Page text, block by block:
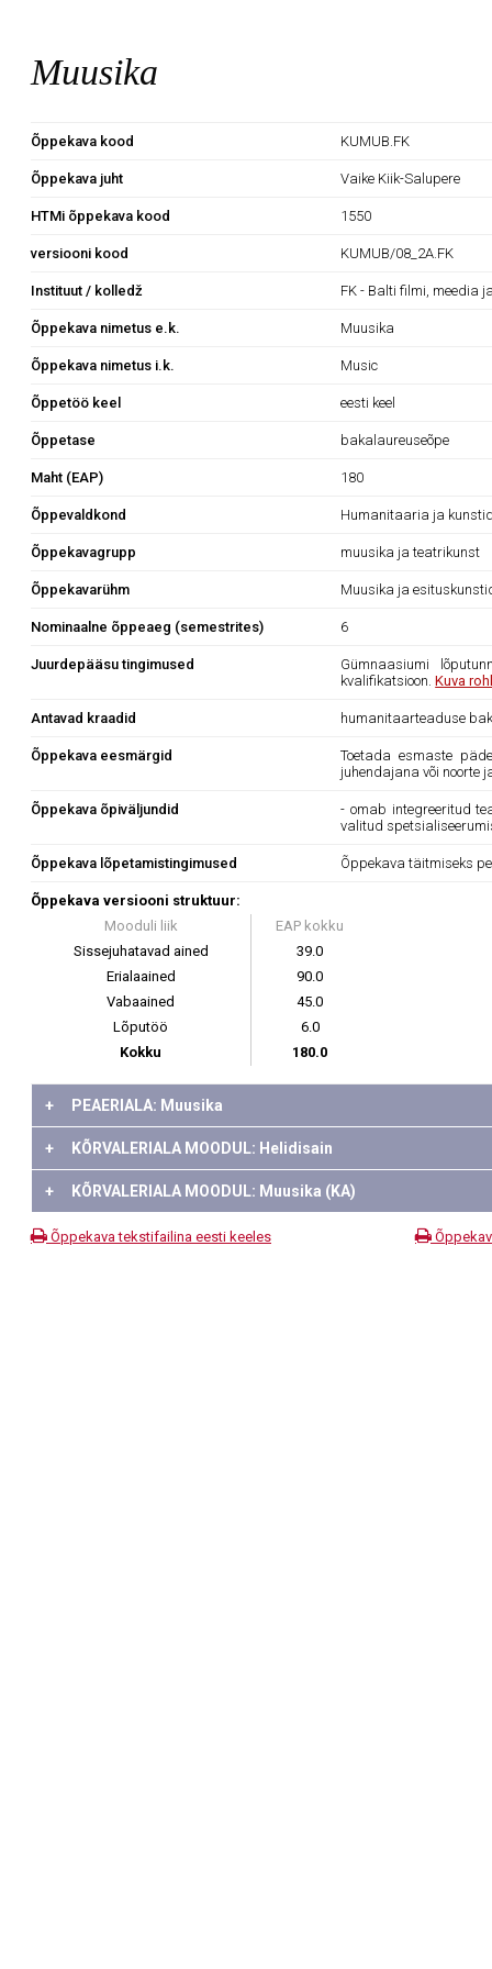
Muusika
Õppekava kood KUMUB.FK
Õppekava juht Vaike Kiik-Salupere
HTMi õppekava kood 1550
versiooni kood KUMUB/08_2A.FK
Instituut / kolledž FK - Balti filmi, meedia
Õppekava nimetus e.k. Muusika
Õppekava nimetus i.k. Music
Õppetöö keel eesti keel
Õppetase bakalaureuseõpe
Maht (EAP) 180
Õppevaldkond Humanitaaria ja
Õppekavagrupp muusika ja teatrikunst
Õppekavarühm Muusika ja
Nominaalne õppeaeg (semestrites) 6
Juurdepääsu tingimused
Gümnaasiumi
kvalifikatsioon.Kuva
Antavad kraadid humanitaarteaduse
Õppekava eesmärgid
Toetada esmaste
juhendajana või noorte
Õppekava õpiväljundid
- omab integreeritud
valitud
Õppekava lõpetamistingimused Õppekava täitmiseks
Õppekava versiooni struktuur:
Mooduli liik
EAP kokku
Sissejuhatavad ained
39.0
Erialaained
90.0
Vabaained
45.0
Lõputöö
6.0
Kokku
180.0
+ PEAERIALA: Muusika
+ KÕRVALERIALA MOODUL: Helidisain
+ KÕRVALERIALA MOODUL: Muusika (KA)
Õppekava tekstifailina eesti keeles